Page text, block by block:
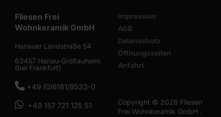
Fliesen Frei
Wohnkeramik GmbH
Hanauer Landstraße 54
63457 Hanau-Großauheim
(bei Frankfurt)
0618195330
+49 (0)6181/9533-0
Whatsapp
+49 157 721 125 51
Impressum
AGB
Datenschutz
Öffnungszeiten
Anfahrt
Copyright © 2026 Fliesen
Frei Wohnkeramik GmbH .